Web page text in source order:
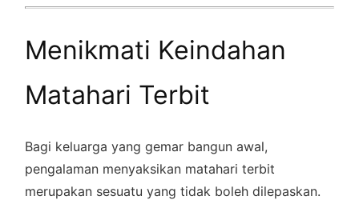
Menikmati Keindahan
Matahari Terbit
Bagi keluarga yang gemar bangun awal,
pengalaman menyaksikan matahari terbit
merupakan sesuatu yang tidak boleh dilepaskan.